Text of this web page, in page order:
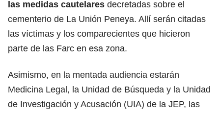
las medidas cautelares decretadas sobre el
cementerio de La Unión Peneya. Allí serán citadas
las víctimas y los comparecientes que hicieron
parte de las Farc en esa zona.
Asimismo, en la mentada audiencia estarán
Medicina Legal, la Unidad de Búsqueda y la Unidad
de Investigación y Acusación (UIA) de la JEP, las